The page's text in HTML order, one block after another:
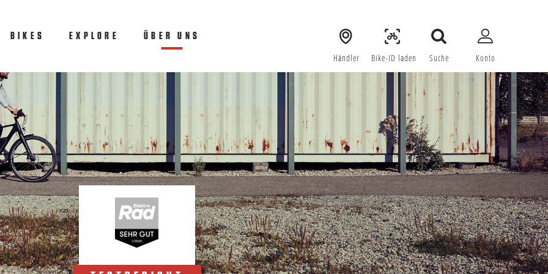
BIKES EXPLORE ÜBER UNS
Händler Bike-ID laden Suche Konto